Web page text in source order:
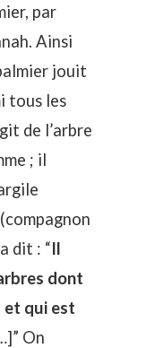
par
Ainsi
jouit
tous les
de l’arbre
; il
dit : “Il
dont
et qui est
On